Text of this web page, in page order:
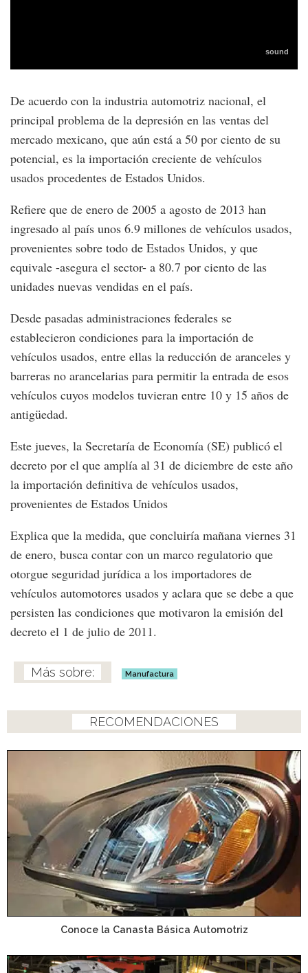
De acuerdo con la industria automotriz nacional, el
principal problema de la depresión en las ventas del
mercado mexicano, que aún está a 50 por ciento de su
potencial, es la importación creciente de vehículos
usados procedentes de Estados Unidos.
Refiere que de enero de 2005 a agosto de 2013 han
ingresado al país unos 6.9 millones de vehículos usados,
provenientes sobre todo de Estados Unidos, y que
equivale -asegura el sector- a 80.7 por ciento de las
unidades nuevas vendidas en el país.
Desde pasadas administraciones federales se
establecieron condiciones para la importación de
vehículos usados, entre ellas la reducción de aranceles y
barreras no arancelarias para permitir la entrada de esos
vehículos cuyos modelos tuvieran entre 10 y 15 años de
antigüedad.
Este jueves, la Secretaría de Economía (SE) publicó el
decreto por el que amplía al 31 de diciembre de este año
la importación definitiva de vehículos usados,
provenientes de Estados Unidos
Explica que la medida, que concluiría mañana viernes 31
de enero, busca contar con un marco regulatorio que
otorgue seguridad jurídica a los importadores de
vehículos automotores usados y aclara que se debe a que
persisten las condiciones que motivaron la emisión del
decreto el 1 de julio de 2011.
Manufactura
RECOMENDACIONES
Conoce la Canasta Básica Automotriz